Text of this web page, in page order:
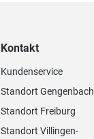
Kontakt
Kundenservice
Standort Gengenbach
Standort Freiburg
Standort Villingen-